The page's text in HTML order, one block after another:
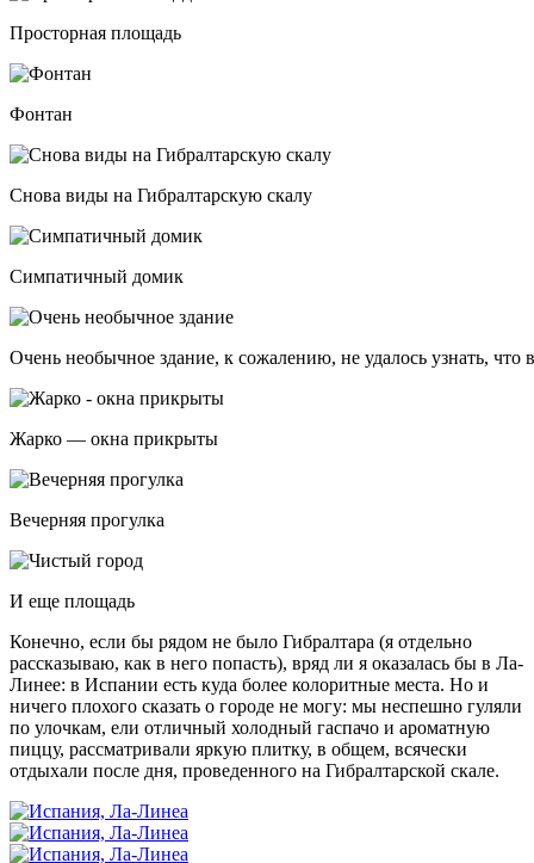
Просторная площадь
Фонтан
Снова виды на Гибралтарскую скалу
Симпатичный домик
Очень необычное здание, к сожалению, не удалось узнать, что
Жарко — окна прикрыты
Вечерняя прогулка
И еще площадь
Конечно, если бы рядом не было Гибралтара (я отдельно
рассказываю, как в него попасть), вряд ли я оказалась бы в Ла-
Линее: в Испании есть куда более колоритные места. Но и
ничего плохого сказать о городе не могу: мы неспешно гуляли
по улочкам, ели отличный холодный гаспачо и ароматную
пиццу, рассматривали яркую плитку, в общем, всячески
отдыхали после дня, проведенного на Гибралтарской скале.